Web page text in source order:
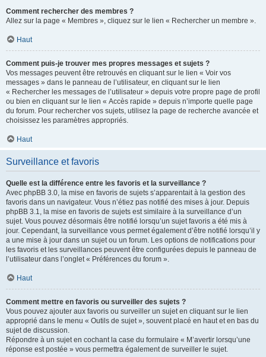
Comment rechercher des membres ?
Allez sur la page « Membres », cliquez sur le lien « Rechercher un membre ».
Haut
Comment puis-je trouver mes propres messages et sujets ?
Vos messages peuvent être retrouvés en cliquant sur le lien « Voir vos
messages » dans le panneau de l’utilisateur, en cliquant sur le lien
« Rechercher les messages de l’utilisateur » depuis votre propre page de profil
ou bien en cliquant sur le lien « Accès rapide » depuis n’importe quelle page
du forum. Pour rechercher vos sujets, utilisez la page de recherche avancée et
choisissez les paramètres appropriés.
Haut
Surveillance et favoris
Quelle est la différence entre les favoris et la surveillance ?
Avec phpBB 3.0, la mise en favoris de sujets s’apparentait à la gestion des
favoris dans un navigateur. Vous n’étiez pas notifié des mises à jour. Depuis
phpBB 3.1, la mise en favoris de sujets est similaire à la surveillance d’un
sujet. Vous pouvez désormais être notifié lorsqu’un sujet favoris a été mis à
jour. Cependant, la surveillance vous permet également d’être notifié lorsqu’il y
a une mise à jour dans un sujet ou un forum. Les options de notifications pour
les favoris et les surveillances peuvent être configurées depuis le panneau de
l’utilisateur dans l’onglet « Préférences du forum ».
Haut
Comment mettre en favoris ou surveiller des sujets ?
Vous pouvez ajouter aux favoris ou surveiller un sujet en cliquant sur le lien
approprié dans le menu « Outils de sujet », souvent placé en haut et en bas du
sujet de discussion.
Répondre à un sujet en cochant la case du formulaire « M’avertir lorsqu’une
réponse est postée » vous permettra également de surveiller le sujet.